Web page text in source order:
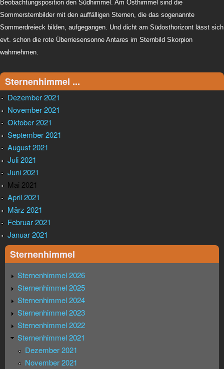
Beobachtungsposition den Südhimmel. Am Osthimmel sind die
Sommersternbilder mit den auffälligen Sternen, die das sogenannte
Sommerdreieck bilden, aufgegangen. Und dicht am Südosthorizont lässt sich
evt. schon die rote Überriesensonne Antares im Sternbild Skorpion
wahrnehmen.
Sternenhimmel ...
Dezember 2021
November 2021
Oktober 2021
September 2021
August 2021
Juli 2021
Juni 2021
Mai 2021
April 2021
März 2021
Februar 2021
Januar 2021
Sternenhimmel
Sternenhimmel 2026
Sternenhimmel 2025
Sternenhimmel 2024
Sternenhimmel 2023
Sternenhimmel 2022
Sternenhimmel 2021
Dezember 2021
November 2021